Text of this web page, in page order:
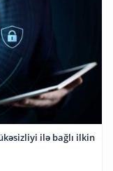
ilə bağlı ilkin